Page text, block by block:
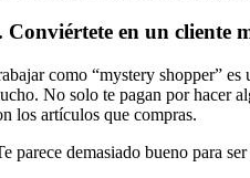
Conviértete en un cliente
como “mystery shopper” es
No solo te pagan por hacer
los artículos que compras.
parece demasiado bueno para